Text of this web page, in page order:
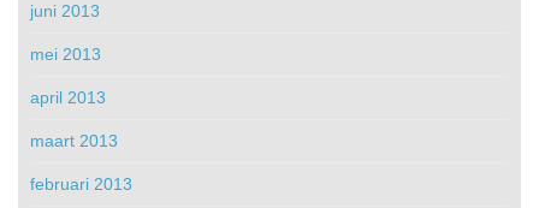
juni 2013
mei 2013
april 2013
maart 2013
februari 2013